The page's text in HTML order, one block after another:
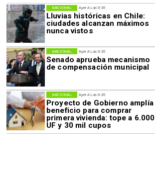
Ayer A Las 9:35
Lluvias históricas en Chile:
ciudades alcanzan máximos
nunca vistos
NACIONAL
Ayer A Las 9:35
Senado aprueba mecanismo
de compensación municipal
NACIONAL
Ayer A Las 9:35
Proyecto de Gobierno amplía
beneficio para comprar
primera vivienda: tope a 6.000
UF y 30 mil cupos
NACIONAL